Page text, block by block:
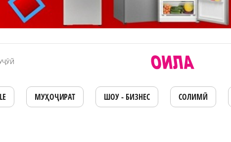
МУҲОҶИРАТ ШОУ - БИЗНЕС СОЛИМӢ